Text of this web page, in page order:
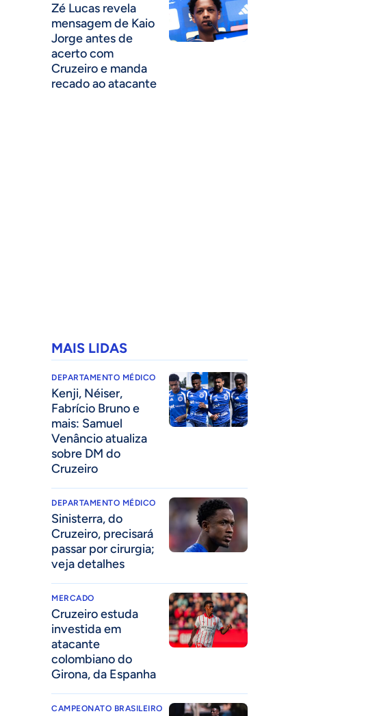
Zé Lucas revela
mensagem de Kaio
Jorge antes de
acerto com
Cruzeiro e manda
recado ao atacante
MAIS LIDAS
DEPARTAMENTO MÉDICO
Kenji, Néiser,
Fabrício Bruno e
mais: Samuel
Venâncio atualiza
sobre DM do
Cruzeiro
DEPARTAMENTO MÉDICO
Sinisterra, do
Cruzeiro, precisará
passar por cirurgia;
veja detalhes
MERCADO
Cruzeiro estuda
investida em
atacante
colombiano do
Girona, da Espanha
CAMPEONATO BRASILEIRO